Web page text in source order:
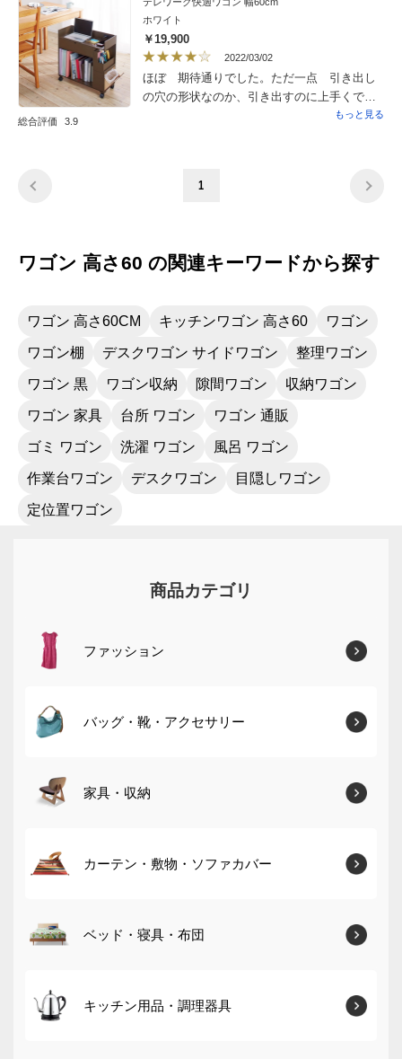
総合評価 3.9
ホワイト
￥19,900
2022/03/02
ほぼ 期待通りでした。ただ一点 引き出し
の穴の形状なのか、引き出すのに上手くでき
なくて、市販の凸てを付けて使っています。
もっと見る
1
ワゴン 高さ60 の関連キーワードから探す
ワゴン 高さ60CM キッチンワゴン 高さ60 ワゴン
ワゴン棚 デスクワゴン サイドワゴン 整理ワゴン
ワゴン 黒 ワゴン収納 隙間ワゴン 収納ワゴン
ワゴン 家具 台所 ワゴン ワゴン 通販
ゴミ ワゴン 洗濯 ワゴン 風呂 ワゴン
作業台ワゴン デスクワゴン 目隠しワゴン
定位置ワゴン
商品カテゴリ
ファッション
バッグ・靴・アクセサリー
家具・収納
カーテン・敷物・ソファカバー
ベッド・寝具・布団
キッチン用品・調理器具